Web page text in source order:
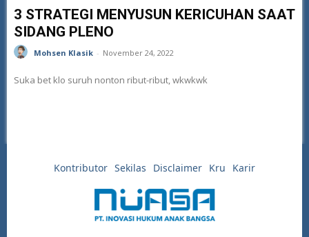
3 STRATEGI MENYUSUN KERICUHAN SAAT
SIDANG PLENO
Mohsen Klasik - November 24, 2022
Suka bet klo suruh nonton ribut-ribut, wkwkwk
Kontributor Sekilas Disclaimer Kru Karir